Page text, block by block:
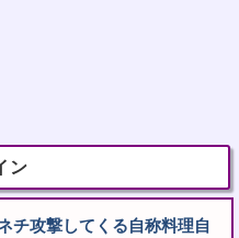
ン
チ攻撃してくる自称料理自